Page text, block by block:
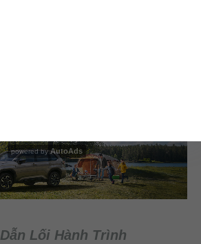
Lối Hành Trình
powered by AutoAds